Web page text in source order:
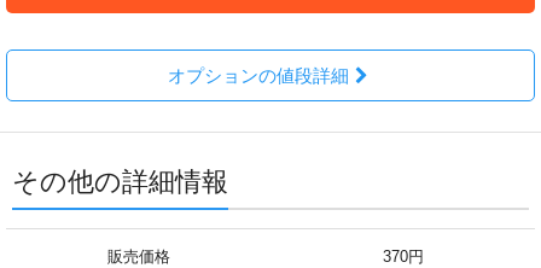
オプションの値段詳細
その他の詳細情報
販売価格 370円